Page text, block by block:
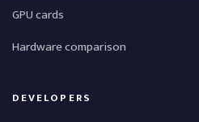
GPU cards
Hardware comparison
DEVELOPERS